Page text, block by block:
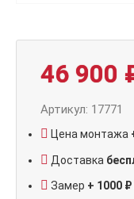
46 900
Артикул: 17771
Цена монтажа
Доставка
Замер + 1000 ₽